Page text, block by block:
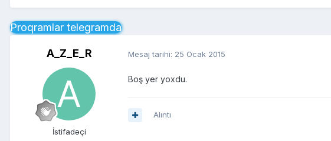
Proqramlar telegramda
A_Z_E_R
İstifadəçi
Mesaj tarihi: 25 Ocak 2015
Boş yer yoxdu.
Alıntı